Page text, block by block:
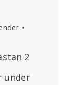
2
under